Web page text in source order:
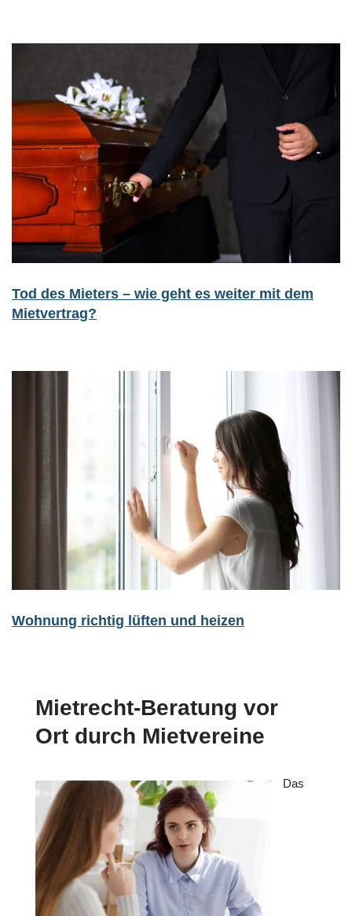
Tod des Mieters – wie geht es weiter mit dem
Mietvertrag?
Wohnung richtig lüften und heizen
Mietrecht-Beratung vor
Ort durch Mietvereine
Das